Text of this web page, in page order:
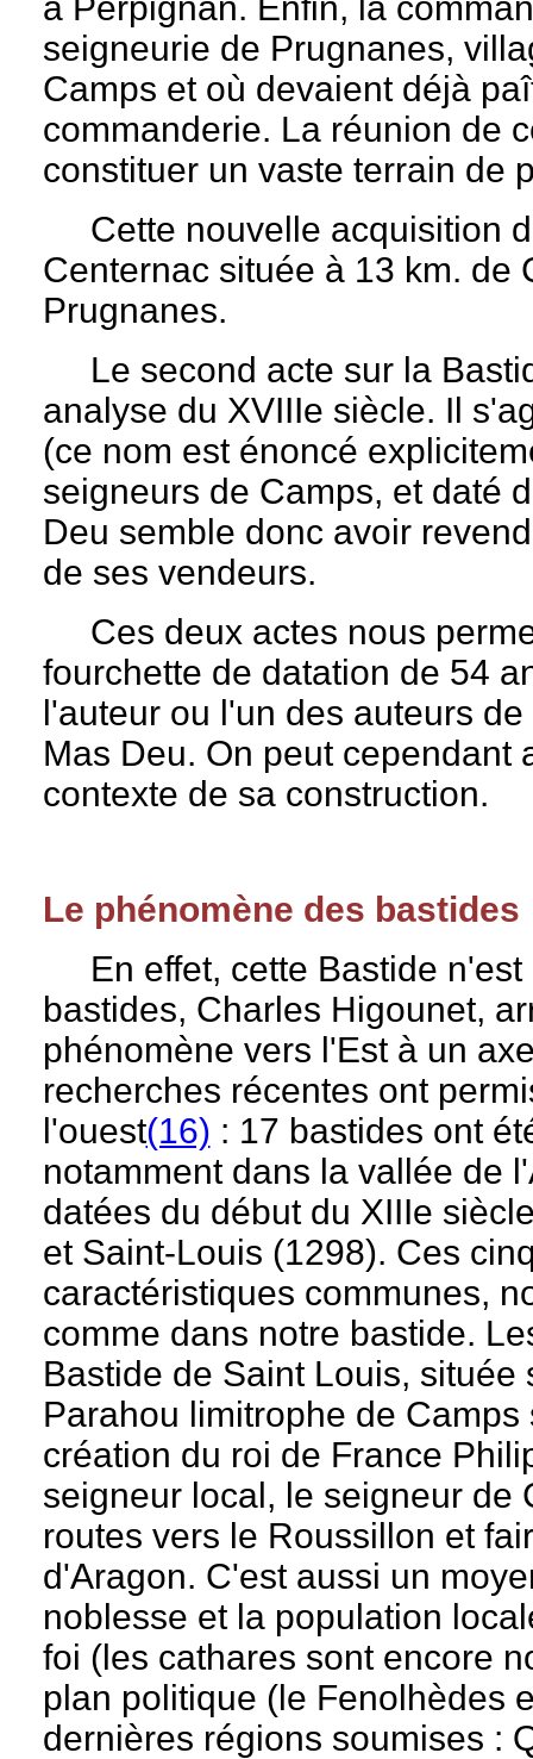
seigneurie de Prugnanes,
Camps et où devaient déjà
commanderie. La réunion de
constituer un vaste terrain de
Cette nouvelle acquisition
Centernac située à 13 km. de
Prugnanes.
Le second acte sur la
analyse du XVIIIe siècle. Il
(ce nom est énoncé
seigneurs de Camps, et daté
Deu semble donc avoir
de ses vendeurs.
Ces deux actes nous
fourchette de datation de 54
l'auteur ou l'un des auteurs
Mas Deu. On peut cependant
contexte de sa construction.
Le phénomène des bastides
En effet, cette Bastide n'est
bastides, Charles Higounet,
phénomène vers l'Est à un
recherches récentes ont
l'ouest(16) : 17 bastides ont
notamment dans la vallée de
datées du début du XIIIe
et Saint-Louis (1298). Ces
caractéristiques communes,
comme dans notre bastide.
Bastide de Saint Louis,
Parahou limitrophe de
création du roi de France
seigneur local, le seigneur de
routes vers le Roussillon et
d'Aragon. C'est aussi un
noblesse et la population
foi (les cathares sont encore
plan politique (le Fenolhèdes
dernières régions soumises :